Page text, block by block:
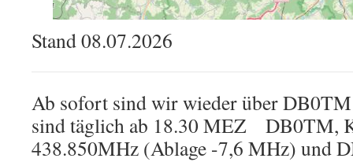
Stand 08.07.2026
Ab sofort sind wir wieder über DB0TM
sind täglich ab 18.30 MEZ DB0TM,
438.850MHz (Ablage -7,6 MHz) und